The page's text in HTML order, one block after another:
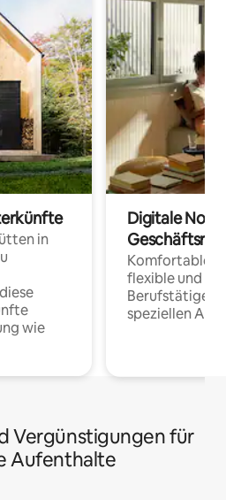
in
wie
Digitale
Komfortable
flexible und
Berufstätige
speziellen
Vergünstigungen für
Aufenthalte